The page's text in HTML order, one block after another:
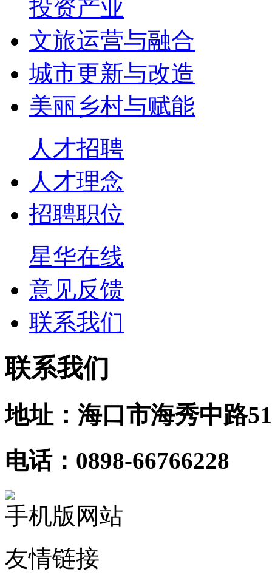
投资产业
文旅运营与融合
城市更新与改造
美丽乡村与赋能
人才招聘
人才理念
招聘职位
星华在线
意见反馈
联系我们
联系我们
地址：海口市海秀中路
电话：0898-66766228
手机版网站
友情链接